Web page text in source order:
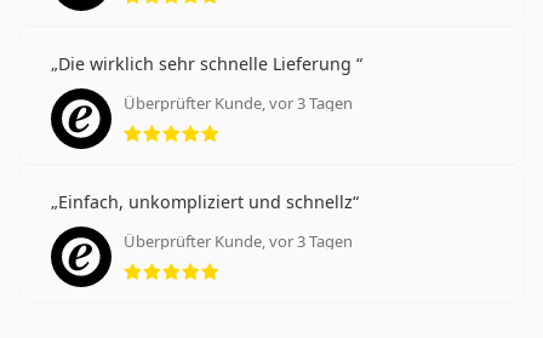
Die wirklich sehr schnelle Lieferung
Überprüfter Kunde, vor 3 Tagen
Bewertung 5 aus 5
Einfach, unkompliziert und schnellz
Überprüfter Kunde, vor 3 Tagen
Bewertung 5 aus 5